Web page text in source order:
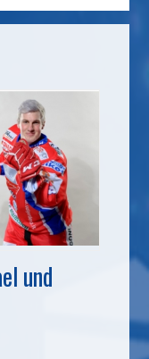
und